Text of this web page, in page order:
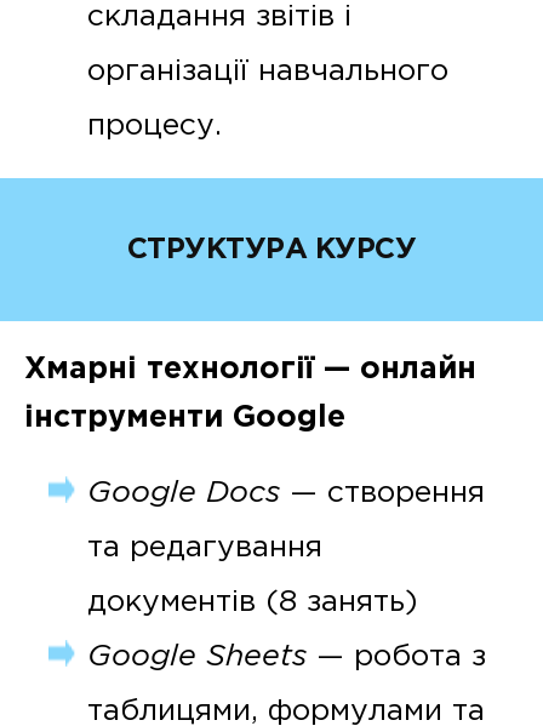
складання звітів і
організації навчального
процесу.
СТРУКТУРА КУРСУ
Хмарні технології — онлайн
інструменти Google
Google Docs — створення
та редагування
документів (8 занять)
Google Sheets — робота з
таблицями, формулами та